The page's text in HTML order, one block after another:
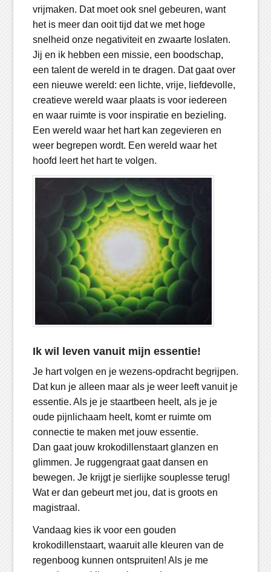
vrijmaken. Dat moet ook snel gebeuren, want
het is meer dan ooit tijd dat we met hoge
snelheid onze negativiteit en zwaarte loslaten.
Jij en ik hebben een missie, een boodschap,
een talent de wereld in te dragen. Dat gaat over
een nieuwe wereld: een lichte, vrije, liefdevolle,
creatieve wereld waar plaats is voor iedereen
en waar ruimte is voor inspiratie en bezieling.
Een wereld waar het hart kan zegevieren en
weer begrepen wordt. Een wereld waar het
hoofd leert het hart te volgen.
Ik wil leven vanuit mijn essentie!
Je hart volgen en je wezens-opdracht begrijpen.
Dat kun je alleen maar als je weer leeft vanuit je
essentie. Als je je staartbeen heelt, als je je
oude pijnlichaam heelt, komt er ruimte om
connectie te maken met jouw essentie.
Dan gaat jouw krokodillenstaart glanzen en
glimmen. Je ruggengraat gaat dansen en
bewegen. Je krijgt je sierlijke souplesse terug!
Wat er dan gebeurt met jou, dat is groots en
magistraal.
Vandaag kies ik voor een gouden
krokodillenstaart, waaruit alle kleuren van de
regenboog kunnen ontspruiten! Als je me